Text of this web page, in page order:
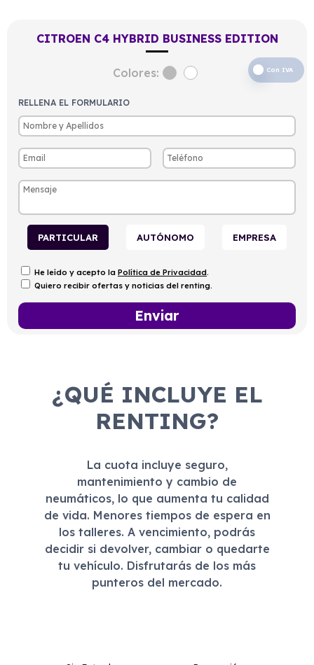
CITROEN C4 HYBRID BUSINESS EDITION
Con IVA
Colores:
RELLENA EL FORMULARIO
PARTICULAR AUTÓNOMO EMPRESA
He leído y acepto la Política de Privacidad.
Quiero recibir ofertas y noticias del renting.
¿QUÉ INCLUYE EL
RENTING?
La cuota incluye seguro,
mantenimiento y cambio de
neumáticos, lo que aumenta tu calidad
de vida. Menores tiempos de espera en
los talleres. A vencimiento, podrás
decidir si devolver, cambiar o quedarte
tu vehículo. Disfrutarás de los más
punteros del mercado.